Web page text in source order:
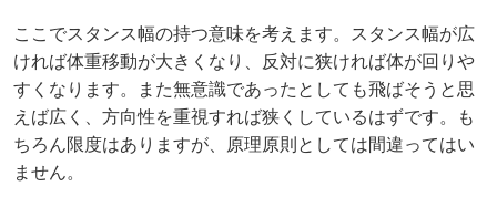
ここでスタンス幅の持つ意味を考えます。スタンス幅が広
ければ体重移動が大きくなり、反対に狭ければ体が回りや
すくなります。また無意識であったとしても飛ばそうと思
えば広く、方向性を重視すれば狭くしているはずです。も
ちろん限度はありますが、原理原則としては間違ってはい
ません。